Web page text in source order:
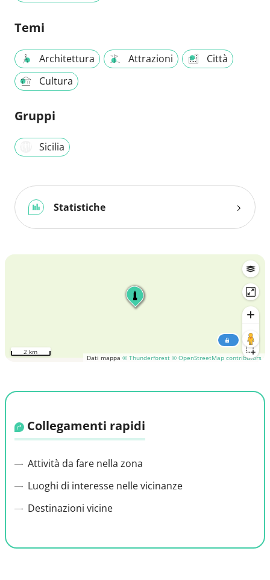
Temi
Architettura Attrazioni
Città
Cultura
Gruppi
Sicilia
Statistiche
Dati mappa © Thunderforest © OpenStreetMap contributors
2 km
Collegamenti rapidi
Attività da fare nella zona
Luoghi di interesse nelle vicinanze
Destinazioni vicine